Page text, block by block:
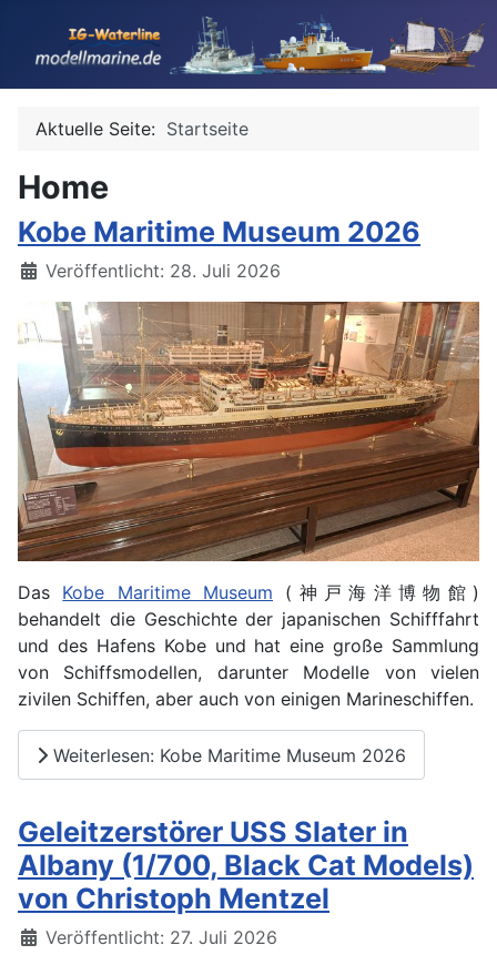
Aktuelle Seite: Startseite
Home
Kobe Maritime Museum 2026
Details
Veröffentlicht: 28. Juli 2026
Das Kobe Maritime Museum (神戸海洋博物館)
behandelt die Geschichte der japanischen Schifffahrt
und des Hafens Kobe und hat eine große Sammlung
von Schiffsmodellen, darunter Modelle von vielen
zivilen Schiffen, aber auch von einigen Marineschiffen.
Weiterlesen: Kobe Maritime Museum 2026
Geleitzerstörer USS Slater in
Albany (1/700, Black Cat Models)
von Christoph Mentzel
Details
Veröffentlicht: 27. Juli 2026